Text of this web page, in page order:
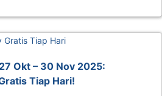
Okt – 30 Nov 2025:
Tiap Hari!